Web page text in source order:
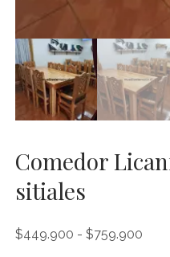
Comedor
sitiales
$449.900 - $759.900